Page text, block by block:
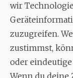
wir
zuzugreifen.
zustimmst,
oder eindeutige
Wenn du